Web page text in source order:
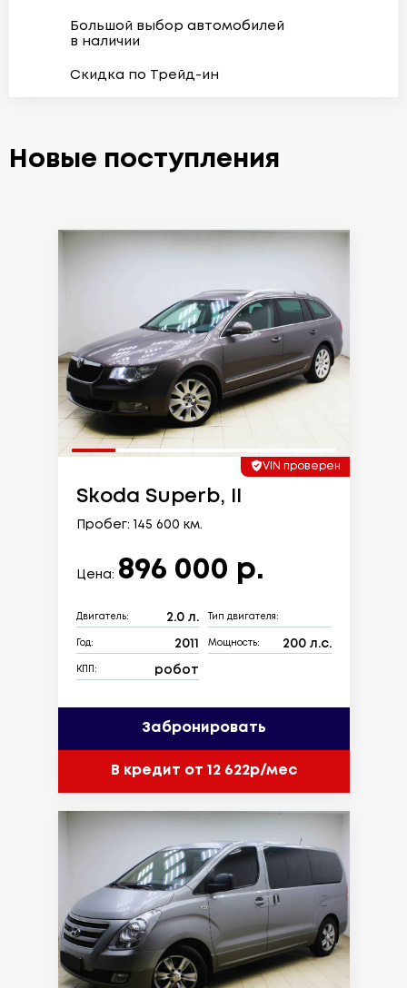
Большой выбор автомобилей
в наличии
Скидка по Трейд-ин
Новые поступления
VIN проверен
Skoda Superb, II
Пробег: 145 600 км.
Цена: 896 000 р.
Двигатель: 2.0 л. Тип двигателя:
Год: 2011 Мощность: 200 л.с.
КПП: робот
Забронировать
В кредит от 12 622р/мес